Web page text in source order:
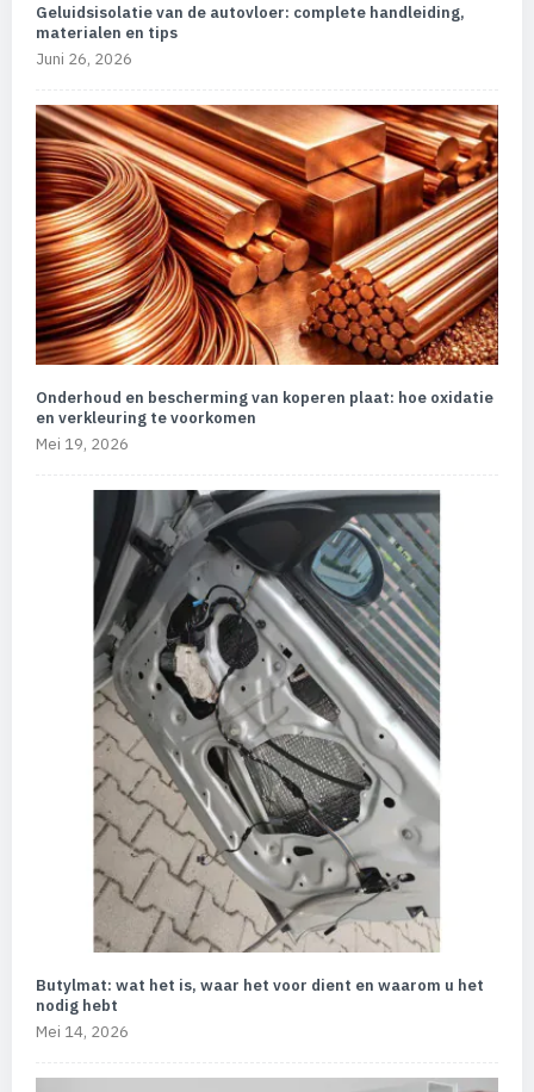
Geluidsisolatie van de autovloer: complete handleiding,
materialen en tips
Juni 26, 2026
Onderhoud en bescherming van koperen plaat: hoe oxidatie
en verkleuring te voorkomen
Mei 19, 2026
Butylmat: wat het is, waar het voor dient en waarom u het
nodig hebt
Mei 14, 2026